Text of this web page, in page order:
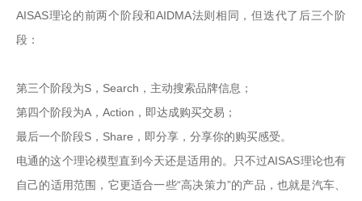
AISAS理论的前两个阶段和AIDMA法则相同，但迭代了后三个阶
段：
第三个阶段为S，Search，主动搜索品牌信息；
第四个阶段为A，Action，即达成购买交易；
最后一个阶段S，Share，即分享，分享你的购买感受。
电通的这个理论模型直到今天还是适用的。只不过AISAS理论也有
自己的适用范围，它更适合一些“高决策力”的产品，也就是汽车、